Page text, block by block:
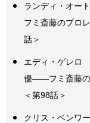
ランディ・オー
フミ斎藤のプロ
話＞
エディ・ゲレロ
優――フミ斎藤の
＜第98話＞
クリス・ベンワ